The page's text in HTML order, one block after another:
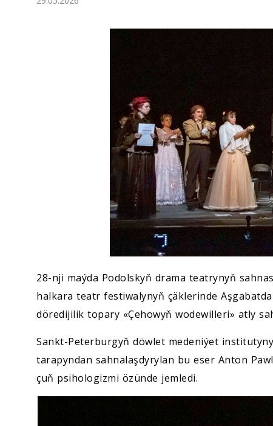
Medeniýet
Ylym
Sport
28-nji maýda Podolskyň drama teatrynyň
halkara teatr festiwalynyň çäklerinde
döredijilik topary «Çehowyň wodewilleri» atly
Sankt-Peterburgyň döwlet medeniýet
tarapyndan sahnalaşdyrylan bu eser Anton
çuň psihologizmi özünde jemledi.